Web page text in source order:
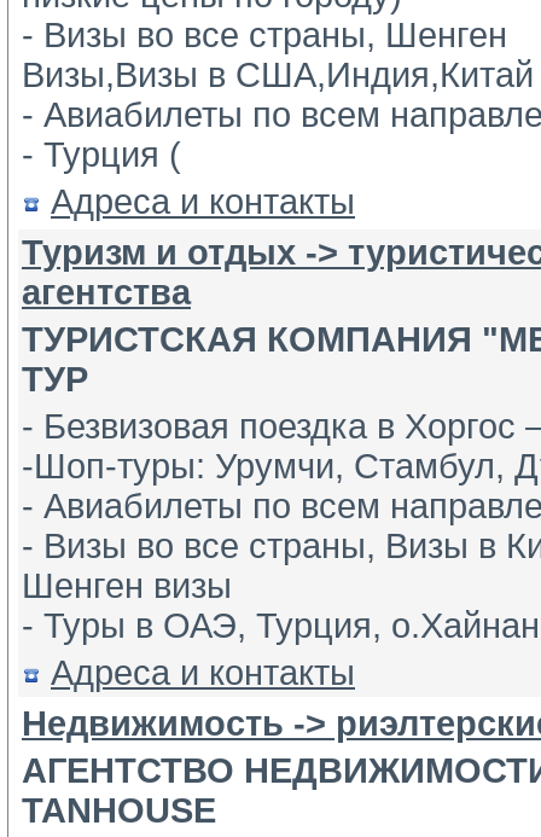
- Визы во все страны, Шенген
Визы,Визы в США,Индия,Китай
- Авиабилеты по всем
- Турция (
Адреса и контакты
Туризм и отдых ->
агентства
ТУРИСТСКАЯ КОМПАНИЯ
ТУР
- Безвизовая поездка в Хоргос
-Шоп-туры: Урумчи, Стамбул,
- Авиабилеты по всем
- Визы во все страны, Визы в
Шенген визы
- Туры в ОАЭ, Турция,
Адреса и контакты
Недвижимость ->
АГЕНТСТВО
TANHOUSE